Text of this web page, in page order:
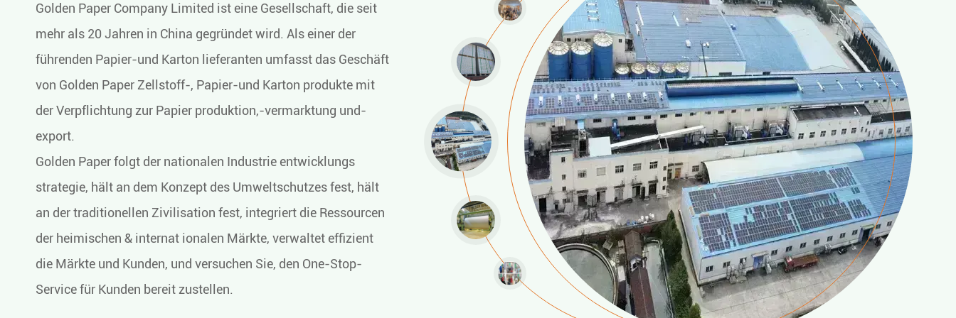
Golden Paper Company Limited ist eine Gesellschaft, die seit
mehr als 20 Jahren in China gegründet wird. Als einer der
führenden Papier-und Karton lieferanten umfasst das Geschäft
von Golden Paper Zellstoff-, Papier-und Karton produkte mit
der Verpflichtung zur Papier produktion,-vermarktung und-
export.
Golden Paper folgt der nationalen Industrie entwicklungs
strategie, hält an dem Konzept des Umweltschutzes fest, hält
an der traditionellen Zivilisation fest, integriert die Ressourcen
der heimischen & internat ionalen Märkte, verwaltet effizient
die Märkte und Kunden, und versuchen Sie, den One-Stop-
Service für Kunden bereit zustellen.